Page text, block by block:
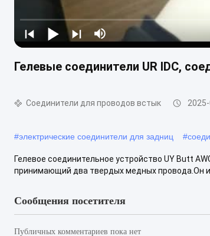
Гелевые соединители UR IDC,
Соединители для проводов встык
#электрические соединители для задниц #
Гелевое соединительное устройство UY Butt
принимающий два твердых медных провода.Он
Сообщения посетителя
Публичных комментариев пока нет